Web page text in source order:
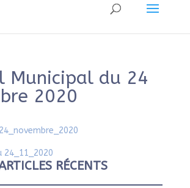
Municipal du 24
2020
24_11_2020
RÉCENTS